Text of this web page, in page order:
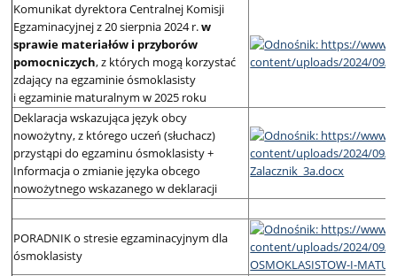
Komunikat dyrektora Centralnej Komisji
Egzaminacyjnej z 20 sierpnia 2024 r.w
sprawie materiałów i przyborów
pomocniczych, z których mogą korzystać
zdający na egzaminie ósmoklasisty
i egzaminie maturalnym w 2025 roku
Deklaracja wskazująca język obcy
nowożytny, z którego uczeń (słuchacz)
przystąpi do egzaminu ósmoklasisty +
Informacja o zmianie języka obcego
nowożytnego wskazanego w deklaracji
PORADNIK o stresie egzaminacyjnym dla
ósmoklasisty